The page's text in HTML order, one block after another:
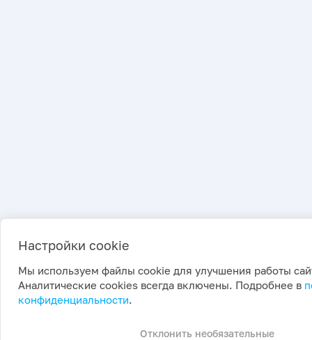
Настройки cookie
Мы используем файлы cookie для улучшения работы
Аналитические cookies всегда включены. Подробнее в
конфиденциальности.
Отклонить необязательные